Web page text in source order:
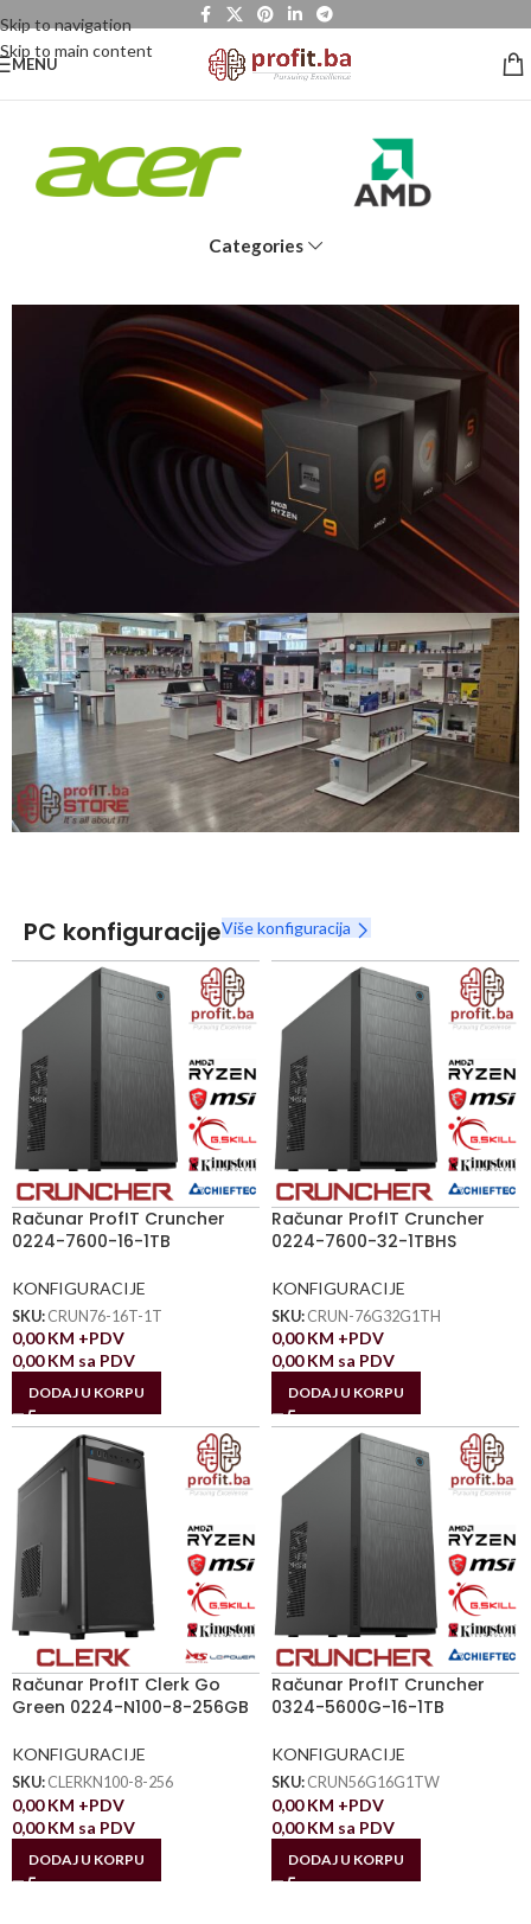
Skip to navigation
Skip to main content
MENU
Categories
Snaga radnih stanica nikada nije bila povoljnija
Nova Ryzen 7000 serija
Naruči
PC konfiguracijeViše konfiguracija
Računar ProfIT Cruncher
0224-7600-16-1TB
KONFIGURACIJE
SKU: CRUN76-16T-1T
0,00KM +PDV
0,00KM sa PDV
DODAJ U KORPU
Računar ProfIT Cruncher
0224-7600-32-1TBHS
KONFIGURACIJE
SKU: CRUN-76G32G1TH
0,00KM +PDV
0,00KM sa PDV
DODAJ U KORPU
Računar ProfIT Clerk Go
Green 0224-N100-8-256GB
KONFIGURACIJE
SKU: CLERKN100-8-256
0,00KM +PDV
0,00KM sa PDV
DODAJ U KORPU
Računar ProfIT Cruncher
0324-5600G-16-1TB
KONFIGURACIJE
SKU: CRUN56G16G1TW
0,00KM +PDV
0,00KM sa PDV
DODAJ U KORPU